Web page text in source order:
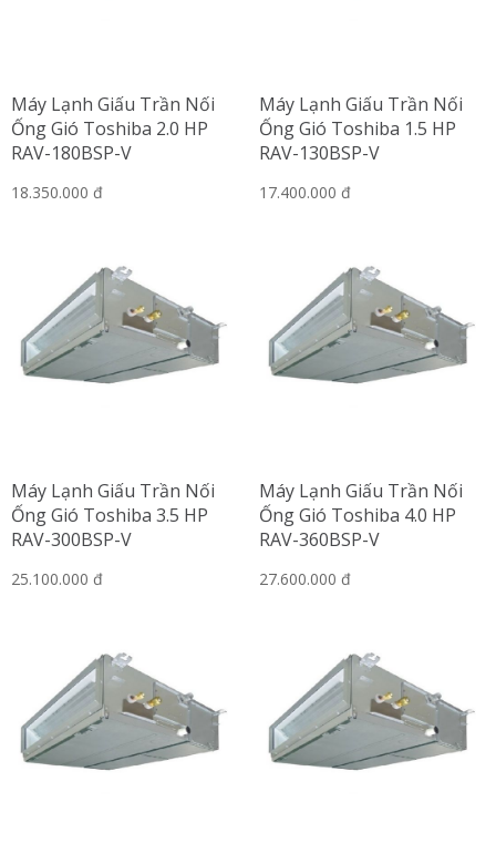
Máy Lạnh Giấu Trần Nối
Ống Gió Toshiba 2.0 HP
RAV-180BSP-V
18.350.000 đ
Máy Lạnh Giấu Trần Nối
Ống Gió Toshiba 1.5 HP
RAV-130BSP-V
17.400.000 đ
Máy Lạnh Giấu Trần Nối
Ống Gió Toshiba 3.5 HP
RAV-300BSP-V
25.100.000 đ
Máy Lạnh Giấu Trần Nối
Ống Gió Toshiba 4.0 HP
RAV-360BSP-V
27.600.000 đ